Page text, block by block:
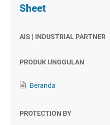
Sheet
AIS | INDUSTRIAL PARTNER
PRODUK UNGGULAN
Beranda
PROTECTION BY